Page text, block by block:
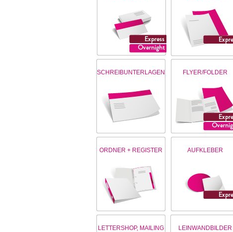
SCHREIBUNTERLAGEN FLYER/FOLDER
ORDNER + REGISTER AUFKLEBER
LETTERSHOP, MAILING LEINWANDBILDER